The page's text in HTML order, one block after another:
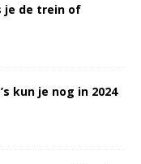
je de trein of
kun je nog in 2024